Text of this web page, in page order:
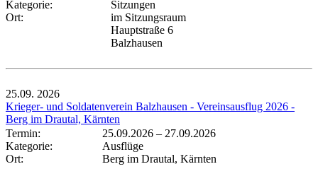
Kategorie:
Sitzungen
Ort:
im Sitzungsraum
Hauptstraße 6
Balzhausen
25.09. 2026
Krieger- und Soldatenverein Balzhausen - Vereinsausflug 2026 -
Berg im Drautal, Kärnten
Termin:
25.09.2026 – 27.09.2026
Kategorie:
Ausflüge
Ort:
Berg im Drautal, Kärnten